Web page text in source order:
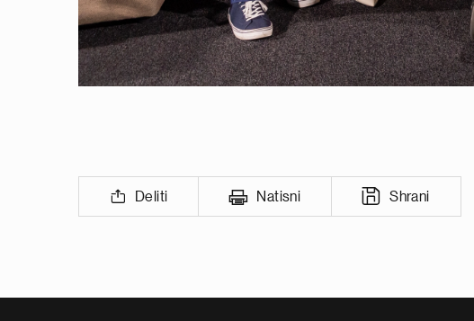
Deliti Natisni Shrani